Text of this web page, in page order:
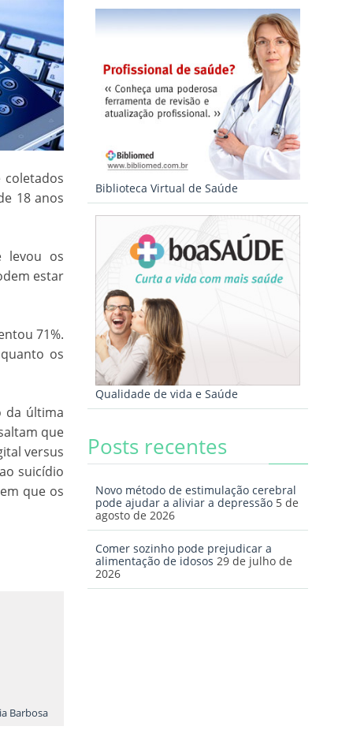
18 anos
levou os
estar
71%.
os
da última
que
versus
suicídio
que os
Barbosa
Biblioteca Virtual de Saúde
Qualidade de vida e Saúde
Posts recentes
Novo método de estimulação cerebral
pode ajudar a aliviar a depressão 5 de
agosto de 2026
Comer sozinho pode prejudicar a
alimentação de idosos 29 de julho de
2026